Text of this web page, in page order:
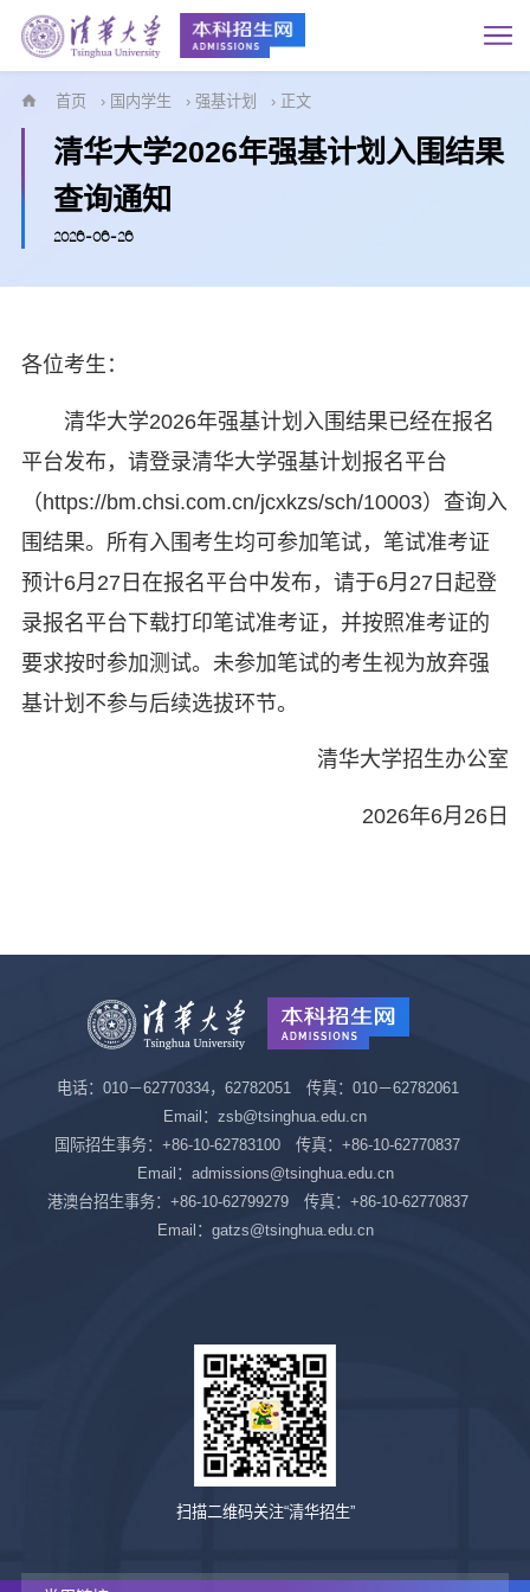
首页 › 国内学生 › 强基计划 › 正文
清华大学2026年强基计划入围结果
查询通知
2026-06-26
各位考生：
清华大学2026年强基计划入围结果已经在报名
平台发布，请登录清华大学强基计划报名平台
（https://bm.chsi.com.cn/jcxkzs/sch/10003）查询入
围结果。所有入围考生均可参加笔试，笔试准考证
预计6月27日在报名平台中发布，请于6月27日起登
录报名平台下载打印笔试准考证，并按照准考证的
要求按时参加测试。未参加笔试的考生视为放弃强
基计划不参与后续选拔环节。
清华大学招生办公室
2026年6月26日
电话：010－62770334，62782051 传真：010－62782061
Email：zsb@tsinghua.edu.cn
国际招生事务：+86-10-62783100 传真：+86-10-62770837
Email：admissions@tsinghua.edu.cn
港澳台招生事务：+86-10-62799279 传真：+86-10-62770837
Email：gatzs@tsinghua.edu.cn
扫描二维码关注“清华招生”